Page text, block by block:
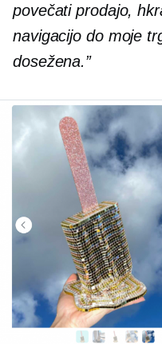
povečati prodajo,
navigacijo do moje
dosežena.”